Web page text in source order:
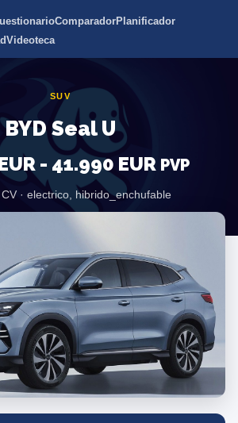
ComparadorPlanificador
Videoteca
SUV
BYD Seal U
- 41.990 EUR PVP
· electrico, hibrido_enchufable